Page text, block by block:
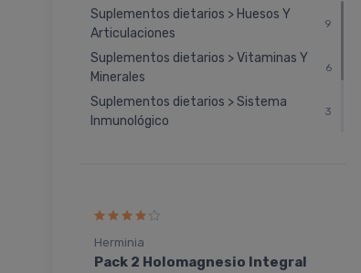
Suplementos dietarios > Huesos Y
Articulaciones
9
Suplementos dietarios > Vitaminas Y
Minerales
6
Suplementos dietarios > Sistema
Inmunológico
3
Colesterol
Herminia
Pack 2 Holomagnesio Integral